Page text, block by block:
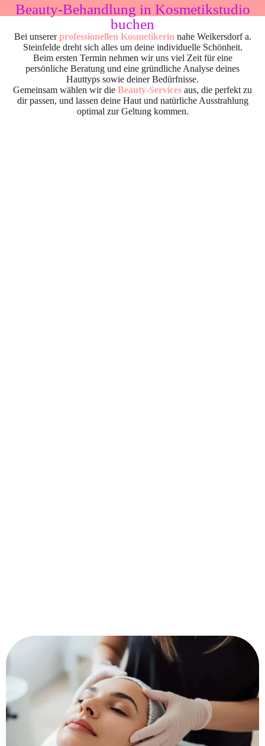
Beauty-Behandlung in Kosmetikstudio
buchen
Bei unsererprofessionellen Kosmetikerin nahe Weikersdorf a.
Steinfelde dreht sich alles um deine individuelle Schönheit.
Beim ersten Termin nehmen wir uns viel Zeit für eine
persönliche Beratung und eine gründliche Analyse deines
Hauttyps sowie deiner Bedürfnisse.
Gemeinsam wählen wir die Beauty-Services aus, die perfekt zu
dir passen, und lassen deine Haut und natürliche Ausstrahlung
optimal zur Geltung kommen.